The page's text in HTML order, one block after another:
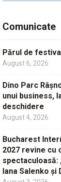
Comunicate
Părul de
August 6, 2026
Dino Parc
unui business,
deschidere
August 4, 2026
Bucharest
2027 revine cu
spectaculoasă:
Iana Salenko și